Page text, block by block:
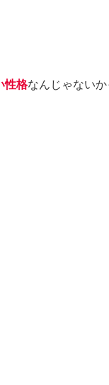
性格なんじゃない